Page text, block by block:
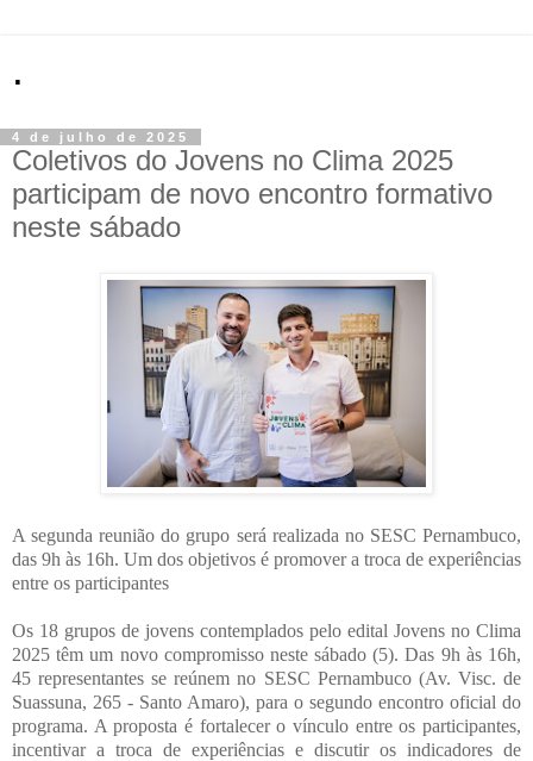
.
4 de julho de 2025
Coletivos do Jovens no Clima 2025
participam de novo encontro formativo
neste sábado
A segunda reunião do grupo será realizada no SESC Pernambuco,
das 9h às 16h. Um dos objetivos é promover a troca de experiências
entre os participantes
Os 18 grupos de jovens contemplados pelo edital Jovens no Clima
2025 têm um novo compromisso neste sábado (5). Das 9h às 16h,
45 representantes se reúnem no SESC Pernambuco (Av. Visc. de
Suassuna, 265 - Santo Amaro), para o segundo encontro oficial do
programa. A proposta é fortalecer o vínculo entre os participantes,
incentivar a troca de experiências e discutir os indicadores de